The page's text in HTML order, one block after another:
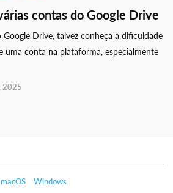
contas do Google Drive
Drive, talvez conheça a dificuldade
uma conta na plataforma, especialmente
2025
macOS Windows